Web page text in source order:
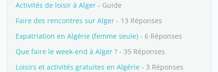
Activités de loisir à Alger - Guide
Faire des rencontres sur Alger - 13 Réponses
Expatriation en Algérie (femme seule) - 6 Réponses
Que faire le week-end à Alger ? - 35 Réponses
Loisirs et activités gratuites en Algérie - 3 Réponses